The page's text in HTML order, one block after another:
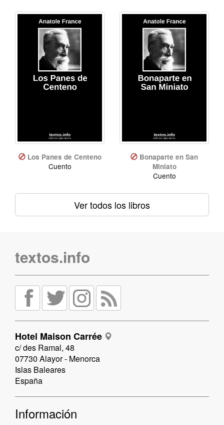
Los Panes de Centeno
Cuento
Bonaparte en San
Miniato
Cuento
Ver todos los libros
textos.info
Hotel Maison Carrée
c/ des Ramal, 48
07730 Alayor - Menorca
Islas Baleares
España
Información